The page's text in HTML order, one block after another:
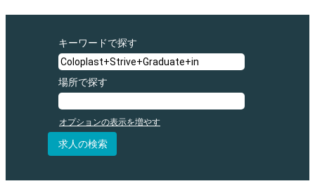
キーワードで探す
場所で探す
オプションの表示を増やす